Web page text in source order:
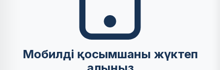
Мобилді қосымшаны жүктеп